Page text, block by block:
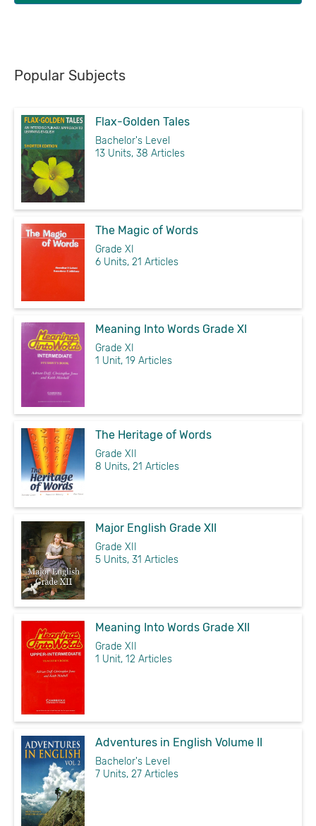
Popular Subjects
Flax-Golden Tales
Bachelor's Level
13 Units, 38 Articles
The Magic of Words
Grade XI
6 Units, 21 Articles
Meaning Into Words Grade XI
Grade XI
1 Unit, 19 Articles
The Heritage of Words
Grade XII
8 Units, 21 Articles
Major English Grade XII
Grade XII
5 Units, 31 Articles
Meaning Into Words Grade XII
Grade XII
1 Unit, 12 Articles
Adventures in English Volume II
Bachelor's Level
7 Units, 27 Articles